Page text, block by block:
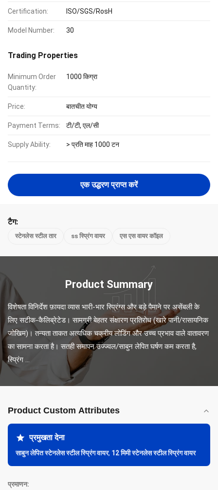
Certification: ISO/SGS/RosH
Model Number: 30
Trading Properties
Minimum Order
Quantity:
1000 किग्रा
Price: बातचीत योग्य
Payment Terms: टी/टी, एल/सी
Supply Ability: > प्रति माह 1000 टन
एक उद्धरण प्राप्त करें
टैग:
स्टेनलेस स्टील तार ss स्प्रिंग वायर एस एस वायर कॉइल
Product Summary
विशेषता विनिर्देश फ़ायदा व्यास भारी-भार स्प्रिंग्स और बड़े पैमाने पर असेंबली के
लिए सटीक-कैलिब्रेटेड। सामग्री बेहतर संक्षारण प्रतिरोध (खारे पानी/रासायनिक
जोखिम)। तन्यता ताकत अत्यधिक चक्रीय लोडिंग और उच्च प्रभाव वाले वातावरण
का सामना करता है। सतही समापन उज्ज्वल/साबुन लेपित घर्षण कम करता है,
स्प्रिंग ...
Product Custom Attributes
प्रमुखता देना
साबुन लेपित स्टेनलेस स्टील स्प्रिंग वायर, 12 मिमी स्टेनलेस स्टील स्प्रिंग वायर
प्रमाणन: